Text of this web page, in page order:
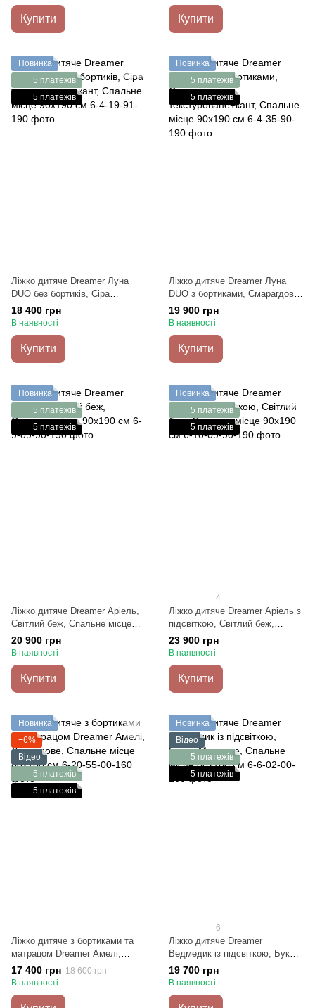
Купити Купити
Новинка
5 платежів
5 платежів
Ліжко дитяче Dreamer Луна
DUO без бортиків, Сіра
текстурована+кант, Спальне
місце 90х190 см
18 400 грн
В наявності
Купити
Новинка
5 платежів
5 платежів
Ліжко дитяче Dreamer Луна
DUO з бортиками, Смарагдове
текстуроване+кант, Спальне
місце 90х190 см
19 900 грн
В наявності
Купити
Новинка
5 платежів
5 платежів
Ліжко дитяче Dreamer Аріель,
Світлий беж, Спальне місце
90х190 см
20 900 грн
В наявності
Купити
Новинка
5 платежів
5 платежів
4
Ліжко дитяче Dreamer Аріель з
підсвіткою, Світлий беж,
Спальне місце 90х190 см
23 900 грн
В наявності
Купити
Новинка
−6%
Відео
5 платежів
5 платежів
Ліжко дитяче з бортиками та
матрацом Dreamer Амелі,
Лавандове, Спальне місце
80х160 см
17 400 грн 18 600 грн
В наявності
Новинка
Відео
5 платежів
5 платежів
6
Ліжко дитяче Dreamer
Ведмедик із підсвіткою, Букле
Молочне, Спальне місце
80х160 см
19 700 грн
В наявності